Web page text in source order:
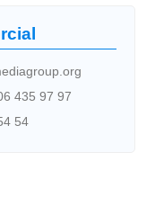
435 97 97
54